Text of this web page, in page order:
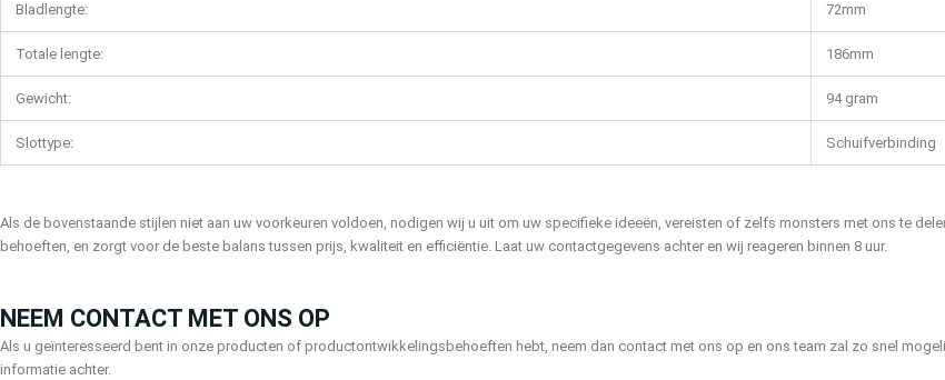
Bladlengte: 72mm
Totale lengte: 186mm
Gewicht: 94 gram
Slottype: Schuifverbinding
Als de bovenstaande stijlen niet aan uw voorkeuren voldoen, nodigen wij u uit om uw specifieke ideeën, vereisten of zelfs monsters met ons te
behoeften, en zorgt voor de beste balans tussen prijs, kwaliteit en efficiëntie. Laat uw contactgegevens achter en wij reageren binnen 8 uur.
NEEM CONTACT MET ONS OP
Als u geïnteresseerd bent in onze producten of productontwikkelingsbehoeften hebt, neem dan contact met ons op en ons team zal zo snel
informatie achter.